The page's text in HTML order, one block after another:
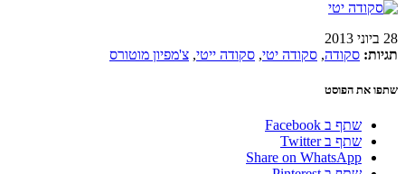
28 ביוני 2013
תגיות: סקודה, סקודה יטי, סקודה ייטי, צ'מפיון מוטורס
שתפו את הפוסט
שתף ב Facebook
שתף ב Twitter
Share on WhatsApp